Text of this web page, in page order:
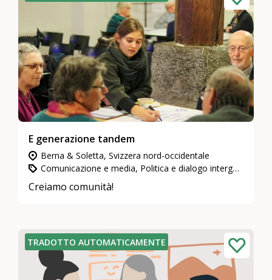
E generazione tandem
Berna & Soletta, Svizzera nord-occidentale
Comunicazione e media, Politica e dialogo intergenerazionale
Creiamo comunità!
TRADOTTO AUTOMATICAMENTE